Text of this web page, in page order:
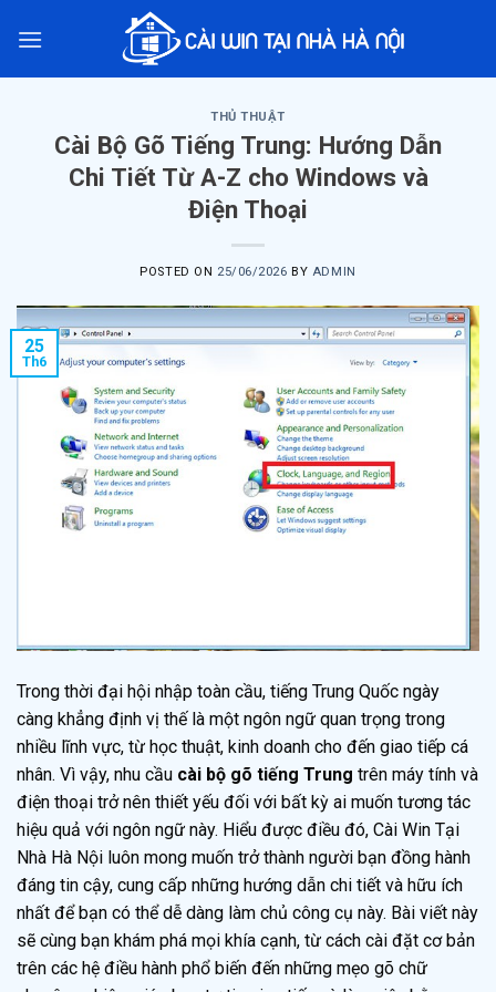
THỦ THUẬT
Cài Bộ Gõ Tiếng Trung: Hướng Dẫn
Chi Tiết Từ A-Z cho Windows và
Điện Thoại
POSTED ON 25/06/2026 BY ADMIN
25
Th6
Trong thời đại hội nhập toàn cầu, tiếng Trung Quốc ngày
càng khẳng định vị thế là một ngôn ngữ quan trọng trong
nhiều lĩnh vực, từ học thuật, kinh doanh cho đến giao tiếp cá
nhân. Vì vậy, nhu cầu cài bộ gõ tiếng Trung trên máy tính và
điện thoại trở nên thiết yếu đối với bất kỳ ai muốn tương tác
hiệu quả với ngôn ngữ này. Hiểu được điều đó, Cài Win Tại
Nhà Hà Nội luôn mong muốn trở thành người bạn đồng hành
đáng tin cậy, cung cấp những hướng dẫn chi tiết và hữu ích
nhất để bạn có thể dễ dàng làm chủ công cụ này. Bài viết này
sẽ cùng bạn khám phá mọi khía cạnh, từ cách cài đặt cơ bản
trên các hệ điều hành phổ biến đến những mẹo gõ chữ